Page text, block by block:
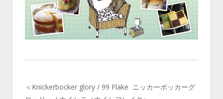
＜Knickerbocker glory / 99 Flake ニッカーボッカーグ